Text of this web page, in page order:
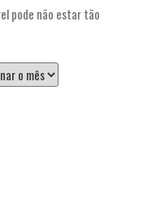
pode não estar tão